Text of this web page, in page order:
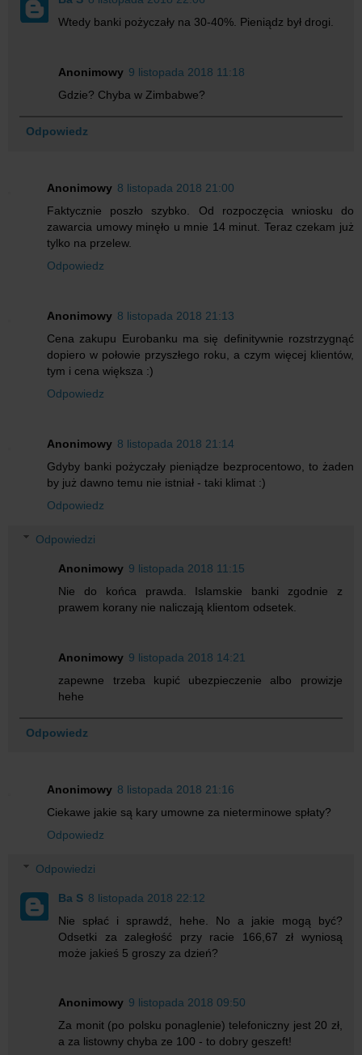
Wtedy banki pożyczały na 30-40%. Pieniądz był drogi.
Anonimowy 9 listopada 2018 11:18
Gdzie? Chyba w Zimbabwe?
Odpowiedz
Anonimowy 8 listopada 2018 21:00
Faktycznie poszło szybko. Od rozpoczęcia wniosku do
zawarcia umowy minęło u mnie 14 minut. Teraz czekam już
tylko na przelew.
Odpowiedz
Anonimowy 8 listopada 2018 21:13
Cena zakupu Eurobanku ma się definitywnie rozstrzygnąć
dopiero w połowie przyszłego roku, a czym więcej klientów,
tym i cena większa :)
Odpowiedz
Anonimowy 8 listopada 2018 21:14
Gdyby banki pożyczały pieniądze bezprocentowo, to żaden
by już dawno temu nie istniał - taki klimat :)
Odpowiedz
Odpowiedzi
Anonimowy 9 listopada 2018 11:15
Nie do końca prawda. Islamskie banki zgodnie z
prawem korany nie naliczają klientom odsetek.
Anonimowy 9 listopada 2018 14:21
zapewne trzeba kupić ubezpieczenie albo prowizje
hehe
Odpowiedz
Anonimowy 8 listopada 2018 21:16
Ciekawe jakie są kary umowne za nieterminowe spłaty?
Odpowiedz
Odpowiedzi
Ba S 8 listopada 2018 22:12
Nie spłać i sprawdź, hehe. No a jakie mogą być?
Odsetki za zaległość przy racie 166,67 zł wyniosą
może jakieś 5 groszy za dzień?
Anonimowy 9 listopada 2018 09:50
Za monit (po polsku ponaglenie) telefoniczny jest 20 zł,
a za listowny chyba ze 100 - to dobry geszeft!